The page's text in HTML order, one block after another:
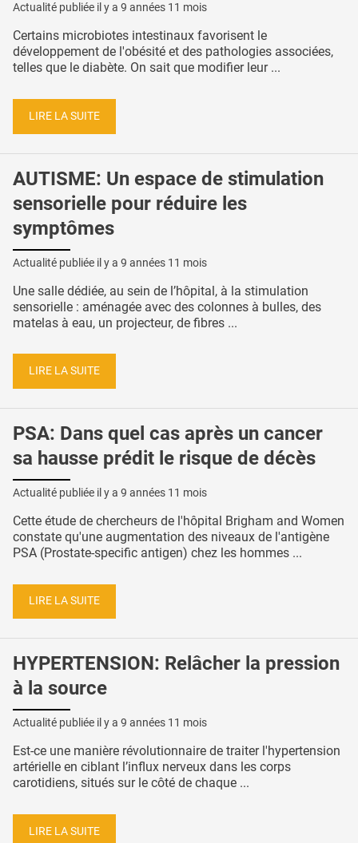
Actualité publiée il y a 9 années 11 mois
Certains microbiotes intestinaux favorisent le
développement de l'obésité et des pathologies associées,
telles que le diabète. On sait que modifier leur ...
LIRE LA SUITE
AUTISME: Un espace de stimulation
sensorielle pour réduire les
symptômes
Actualité publiée il y a 9 années 11 mois
Une salle dédiée, au sein de l’hôpital, à la stimulation
sensorielle : aménagée avec des colonnes à bulles, des
matelas à eau, un projecteur, de fibres ...
LIRE LA SUITE
PSA: Dans quel cas après un cancer
sa hausse prédit le risque de décès
Actualité publiée il y a 9 années 11 mois
Cette étude de chercheurs de l'hôpital Brigham and Women
constate qu'une augmentation des niveaux de l'antigène
PSA (Prostate-specific antigen) chez les hommes ...
LIRE LA SUITE
HYPERTENSION: Relâcher la pression
à la source
Actualité publiée il y a 9 années 11 mois
Est-ce une manière révolutionnaire de traiter l'hypertension
artérielle en ciblant l’influx nerveux dans les corps
carotidiens, situés sur le côté de chaque ...
LIRE LA SUITE